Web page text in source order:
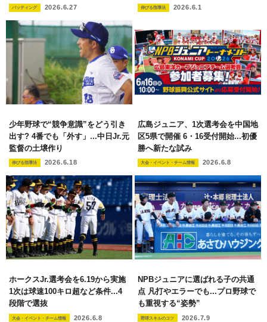
バッティング 2026.6.27 伸びる指導法 2026.6.1
少年野球で“競争意識”をどう引き
出す? 4番でも「外す」...中日Jr.元
監督の土壌作り
伸びる指導法 2026.6.18
広島ジュニア、1次選考会を中国地
区5県で開催 6・16受付開始...初優
勝へ新たな試み
大会・イベント・チーム情報 2026.6.8
ホークスJr.選考会を6.19から実施
1次は球速100キロ超など条件...4
段階で選抜
大会・イベント・チーム情報 2026.6.8
NPBジュニアに選ばれる子の共通
点 凡打やエラーでも...プロ野球で
も重視する“姿勢”
野球スキルのコツ 2026.7.9